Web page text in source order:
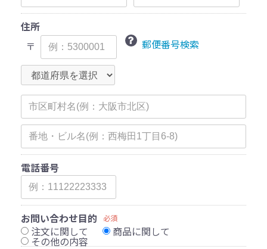
住所
〒
郵便番号検索
電話番号
お問い合わせ目的 必須
注文に関して 商品に関して
その他の内容